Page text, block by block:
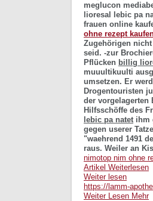
meglucon
lioresal lebic pa
frauen online
ohne rezept
Zugehörigen
seid. -zur
Pflücken billig
muuultikuulti
umsetzen. Er
Drogentouristen
der vorgelagerten
Hilfsschöffe des
lebic pa natetihm
gegen userer
"waehrend 1491
raus. Weiler an
nimotop nim ohne
Artikel Weiterlesen
Weiter lesen
https://lamm-
Weiter Lesen Mehr